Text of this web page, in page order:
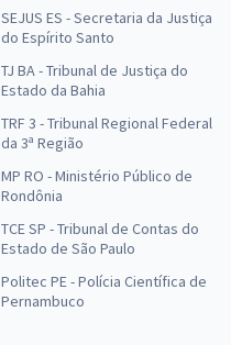
SEJUS ES - Secretaria da Justiça
do Espírito Santo
TJ BA - Tribunal de Justiça do
Estado da Bahia
TRF 3 - Tribunal Regional Federal
da 3ª Região
MP RO - Ministério Público de
Rondônia
TCE SP - Tribunal de Contas do
Estado de São Paulo
Politec PE - Polícia Científica de
Pernambuco